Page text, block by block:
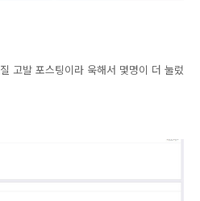
고발 포스팅이라 욱해서 몇명이 더 눌렀